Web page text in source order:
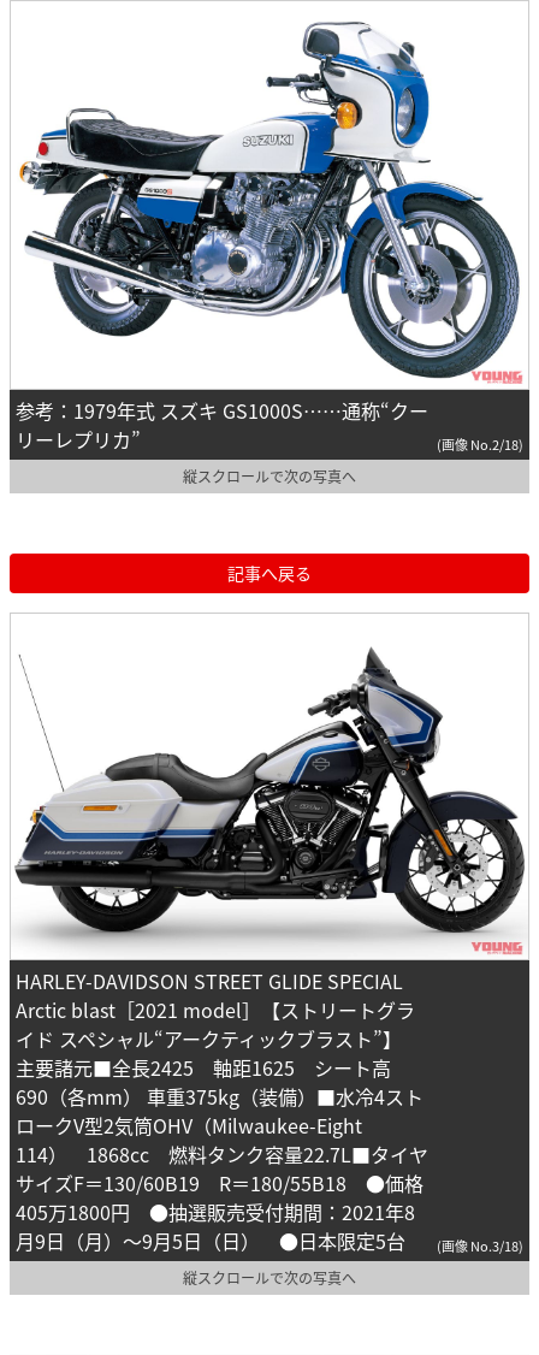
参考：1979年式 スズキ GS1000S……通称“クー
リーレプリカ”
(画像 No.2/18)
縦スクロールで次の写真へ
記事へ戻る
HARLEY-DAVIDSON STREET GLIDE SPECIAL
Arctic blast［2021 model］【ストリートグラ
イド スペシャル“アークティックブラスト”】
主要諸元■全長2425 軸距1625 シート高
690（各mm） 車重375kg（装備）■水冷4スト
ロークV型2気筒OHV（Milwaukee-Eight
114） 1868cc 燃料タンク容量22.7L■タイヤ
サイズF＝130/60B19 R＝180/55B18 ●価格
405万1800円 ●抽選販売受付期間：2021年8
月9日（月）～9月5日（日） ●日本限定5台
(画像 No.3/18)
縦スクロールで次の写真へ